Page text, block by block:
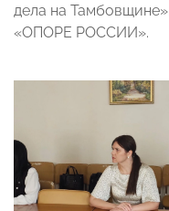
дела на
«ОПОРЕ РОССИИ».